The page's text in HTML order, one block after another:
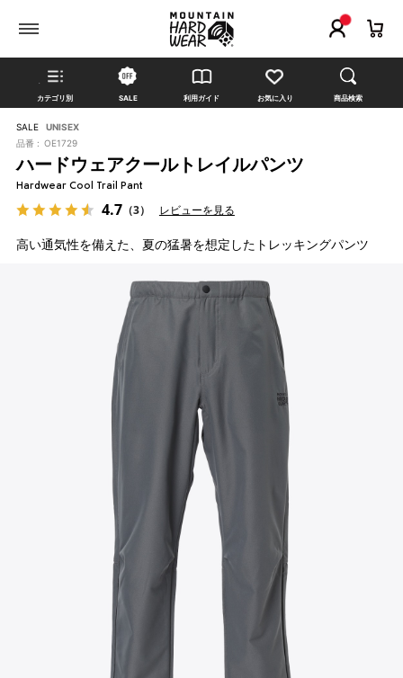
カテゴリ別 SALE 利用ガイド お気に入り 商品検索
SALE
UNISEX
品番 : OE1729
ハードウェアクールトレイルパンツ
Hardwear Cool Trail Pant
4.7（3） レビューを見る
高い通気性を備えた、夏の猛暑を想定したトレッキングパンツ